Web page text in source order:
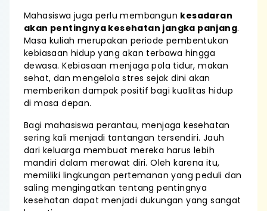
Mahasiswa juga perlu membangun kesadaran
akan pentingnya kesehatan jangka panjang.
Masa kuliah merupakan periode pembentukan
kebiasaan hidup yang akan terbawa hingga
dewasa. Kebiasaan menjaga pola tidur, makan
sehat, dan mengelola stres sejak dini akan
memberikan dampak positif bagi kualitas hidup
di masa depan.
Bagi mahasiswa perantau, menjaga kesehatan
sering kali menjadi tantangan tersendiri. Jauh
dari keluarga membuat mereka harus lebih
mandiri dalam merawat diri. Oleh karena itu,
memiliki lingkungan pertemanan yang peduli dan
saling mengingatkan tentang pentingnya
kesehatan dapat menjadi dukungan yang sangat